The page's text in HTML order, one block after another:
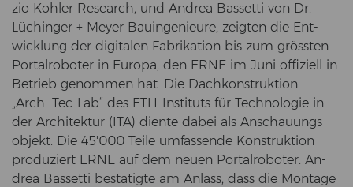
zio Koh­ler Re­se­arch, und An­drea Bas­set­ti von Dr.
Lüchin­ger + Meyer Bau­in­ge­nieu­re, zeig­ten die Ent­
wick­lung der di­gi­ta­len Fa­bri­ka­ti­on bis zum gröss­ten
Por­tal­ro­bo­ter in Eu­ro­pa, den ERNE im Juni of­fi­zi­ell in
Be­trieb ge­nom­men hat. Die Dach­kon­struk­ti­on
„Arch_Tec-​Lab“ des ETH-​Instituts für Tech­no­lo­gie in
der Ar­chi­tek­tur (ITA) dien­te dabei als An­schau­ungs­
ob­jekt. Die 45'000 Teile um­fas­sen­de Kon­struk­ti­on
pro­du­ziert ERNE auf dem neuen Por­tal­ro­bo­ter. An­
drea Bas­set­ti be­stä­tig­te am An­lass, dass die Mon­ta­ge